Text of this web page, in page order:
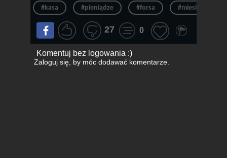
#kasa #pieniądze #forsa #miesiąc
27 0
Komentuj bez logowania :)
Zaloguj się, by móc dodawać komentarze.